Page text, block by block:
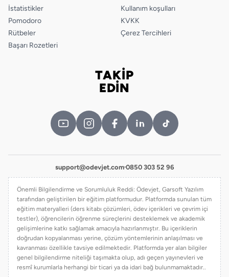
İstatistikler
Pomodoro
Rütbeler
Başarı Rozetleri
Kullanım koşulları
KVKK
Çerez Tercihleri
TAKİP
EDİN
support@odevjet.com·0850 303 52 96
Önemli Bilgilendirme ve Sorumluluk Reddi: Ödevjet, Garsoft Yazılım
tarafından geliştirilen bir eğitim platformudur. Platformda sunulan tüm
eğitim materyalleri (ders kitabı çözümleri, ödev içerikleri ve çevrim içi
testler), öğrencilerin öğrenme süreçlerini desteklemek ve akademik
gelişimlerine katkı sağlamak amacıyla hazırlanmıştır. Bu içeriklerin
doğrudan kopyalanması yerine, çözüm yöntemlerinin anlaşılması ve
kavranması özellikle tavsiye edilmektedir. Platformda yer alan bilgiler
genel bilgilendirme niteliği taşımakta olup, adı geçen yayınevleri ve
resmî kurumlarla herhangi bir ticari ya da idari bağ bulunmamaktadır..